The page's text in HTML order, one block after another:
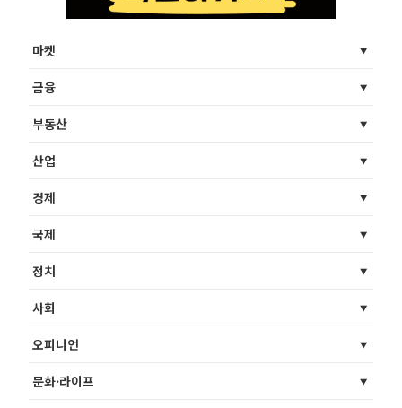
마켓
금융
부동산
산업
경제
국제
정치
사회
오피니언
문화·라이프